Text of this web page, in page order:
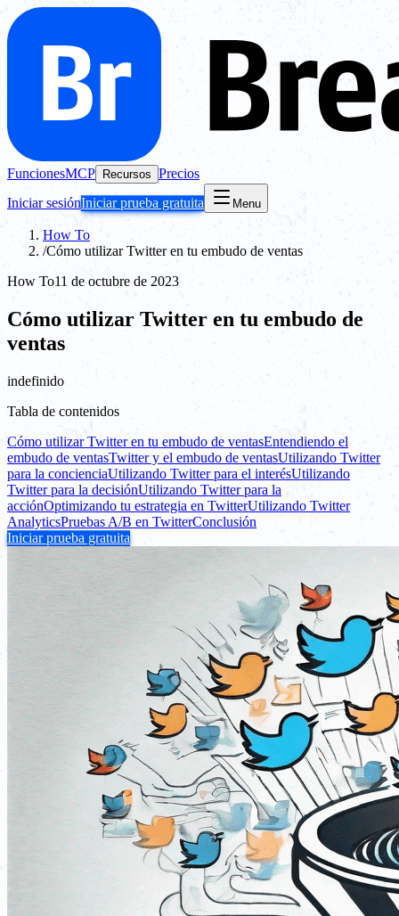
FuncionesMCP Recursos Precios
Iniciar sesiónIniciar prueba gratuita Menu
How To
/Cómo utilizar Twitter en tu embudo de ventas
How To11 de octubre de 2023
Cómo utilizar Twitter en tu embudo de
ventas
indefinido
Tabla de contenidos
Cómo utilizar Twitter en tu embudo de ventasEntendiendo el
embudo de ventasTwitter y el embudo de ventasUtilizando Twitter
para la concienciaUtilizando Twitter para el interésUtilizando
Twitter para la decisiónUtilizando Twitter para la
acciónOptimizando tu estrategia en TwitterUtilizando Twitter
AnalyticsPruebas A/B en TwitterConclusión
Iniciar prueba gratuita